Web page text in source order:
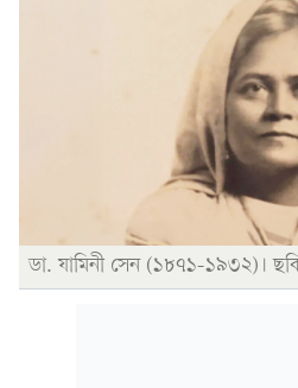
ডা. যামিনী সেন (১৮৭১-১৯৩২)।